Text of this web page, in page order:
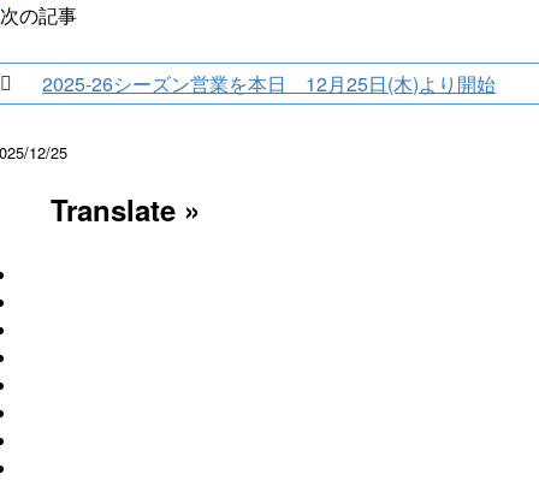
次の記事
2025-26シーズン営業を本日 12月25日(木)より開始
12/25
Translate »